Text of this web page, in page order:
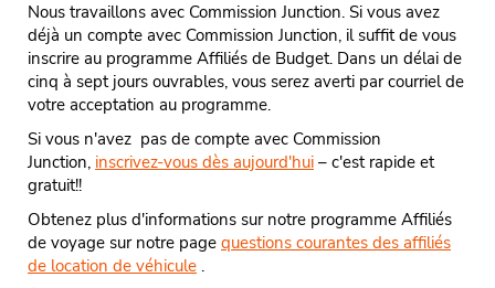
Nous travaillons avec Commission Junction. Si vous avez
déjà un compte avec Commission Junction, il suffit de vous
inscrire au programme Affiliés de Budget. Dans un délai de
cinq à sept jours ouvrables, vous serez averti par courriel de
votre acceptation au programme.
Si vous n'avez pas de compte avec Commission
Junction, inscrivez-vous dès aujourd'hui – c'est rapide et
gratuit!!
Obtenez plus d'informations sur notre programme Affiliés
de voyage sur notre page questions courantes des affiliés
de location de véhicule .